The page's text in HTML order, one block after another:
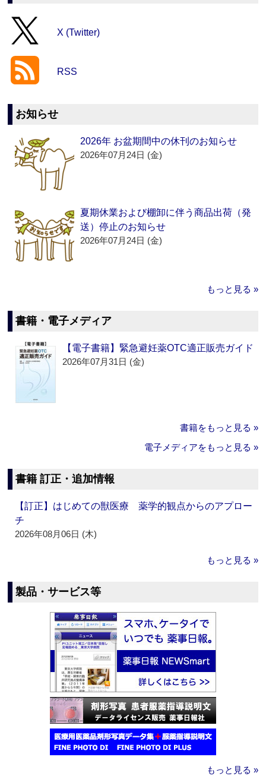
X (Twitter)
RSS
お知らせ
2026年 お盆期間中の休刊のお知らせ
2026年07月24日 (金)
夏期休業および棚卸に伴う商品出荷（発
送）停止のお知らせ
2026年07月24日 (金)
もっと見る »
書籍・電子メディア
【電子書籍】緊急避妊薬OTC適正販売ガイド
2026年07月31日 (金)
書籍をもっと見る »
電子メディアをもっと見る »
書籍 訂正・追加情報
【訂正】はじめての獣医療 薬学的観点からのアプロー
チ
2026年08月06日 (木)
もっと見る »
製品・サービス等
もっと見る »